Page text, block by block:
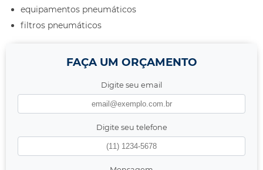
equipamentos pneumáticos
filtros pneumáticos
FAÇA UM ORÇAMENTO
Digite seu email
Digite seu telefone